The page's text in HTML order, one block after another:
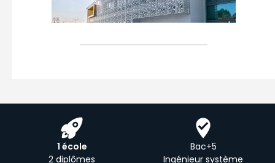
1 école
2 diplômes
Bac+5
Ingénieur système